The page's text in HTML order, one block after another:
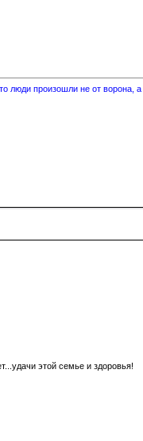
произошли не от ворона,
этой семье и здоровья!